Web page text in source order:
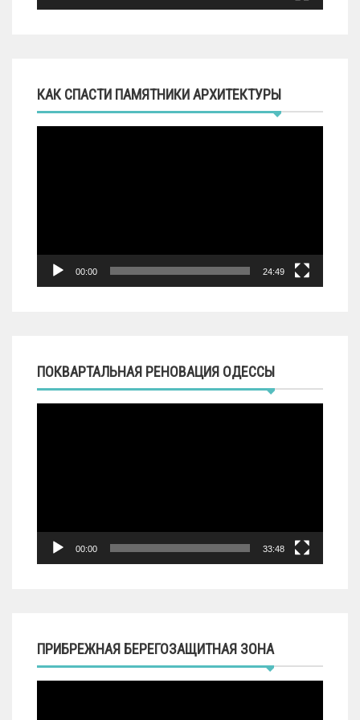
КАК СПАСТИ ПАМЯТНИКИ АРХИТЕКТУРЫ
00:00 24:49
ПОКВАРТАЛЬНАЯ РЕНОВАЦИЯ ОДЕССЫ
00:00 33:48
ПРИБРЕЖНАЯ БЕРЕГОЗАЩИТНАЯ ЗОНА